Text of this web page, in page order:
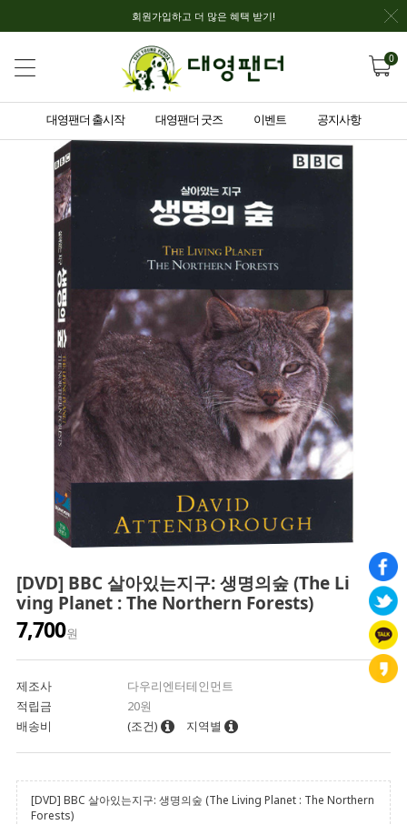
회원가입하고 더 많은 혜택 받기!
0
대영팬더 출시작 대영팬더 굿즈 이벤트 공지사항
[DVD] BBC 살아있는지구: 생명의숲 (The Li
ving Planet : The Northern Forests)
7,700원
제조사
다우리엔터테인먼트
적립금
20원
배송비
(조건) 지역별
[DVD] BBC 살아있는지구: 생명의숲 (The Living Planet : The Northern
Forests)